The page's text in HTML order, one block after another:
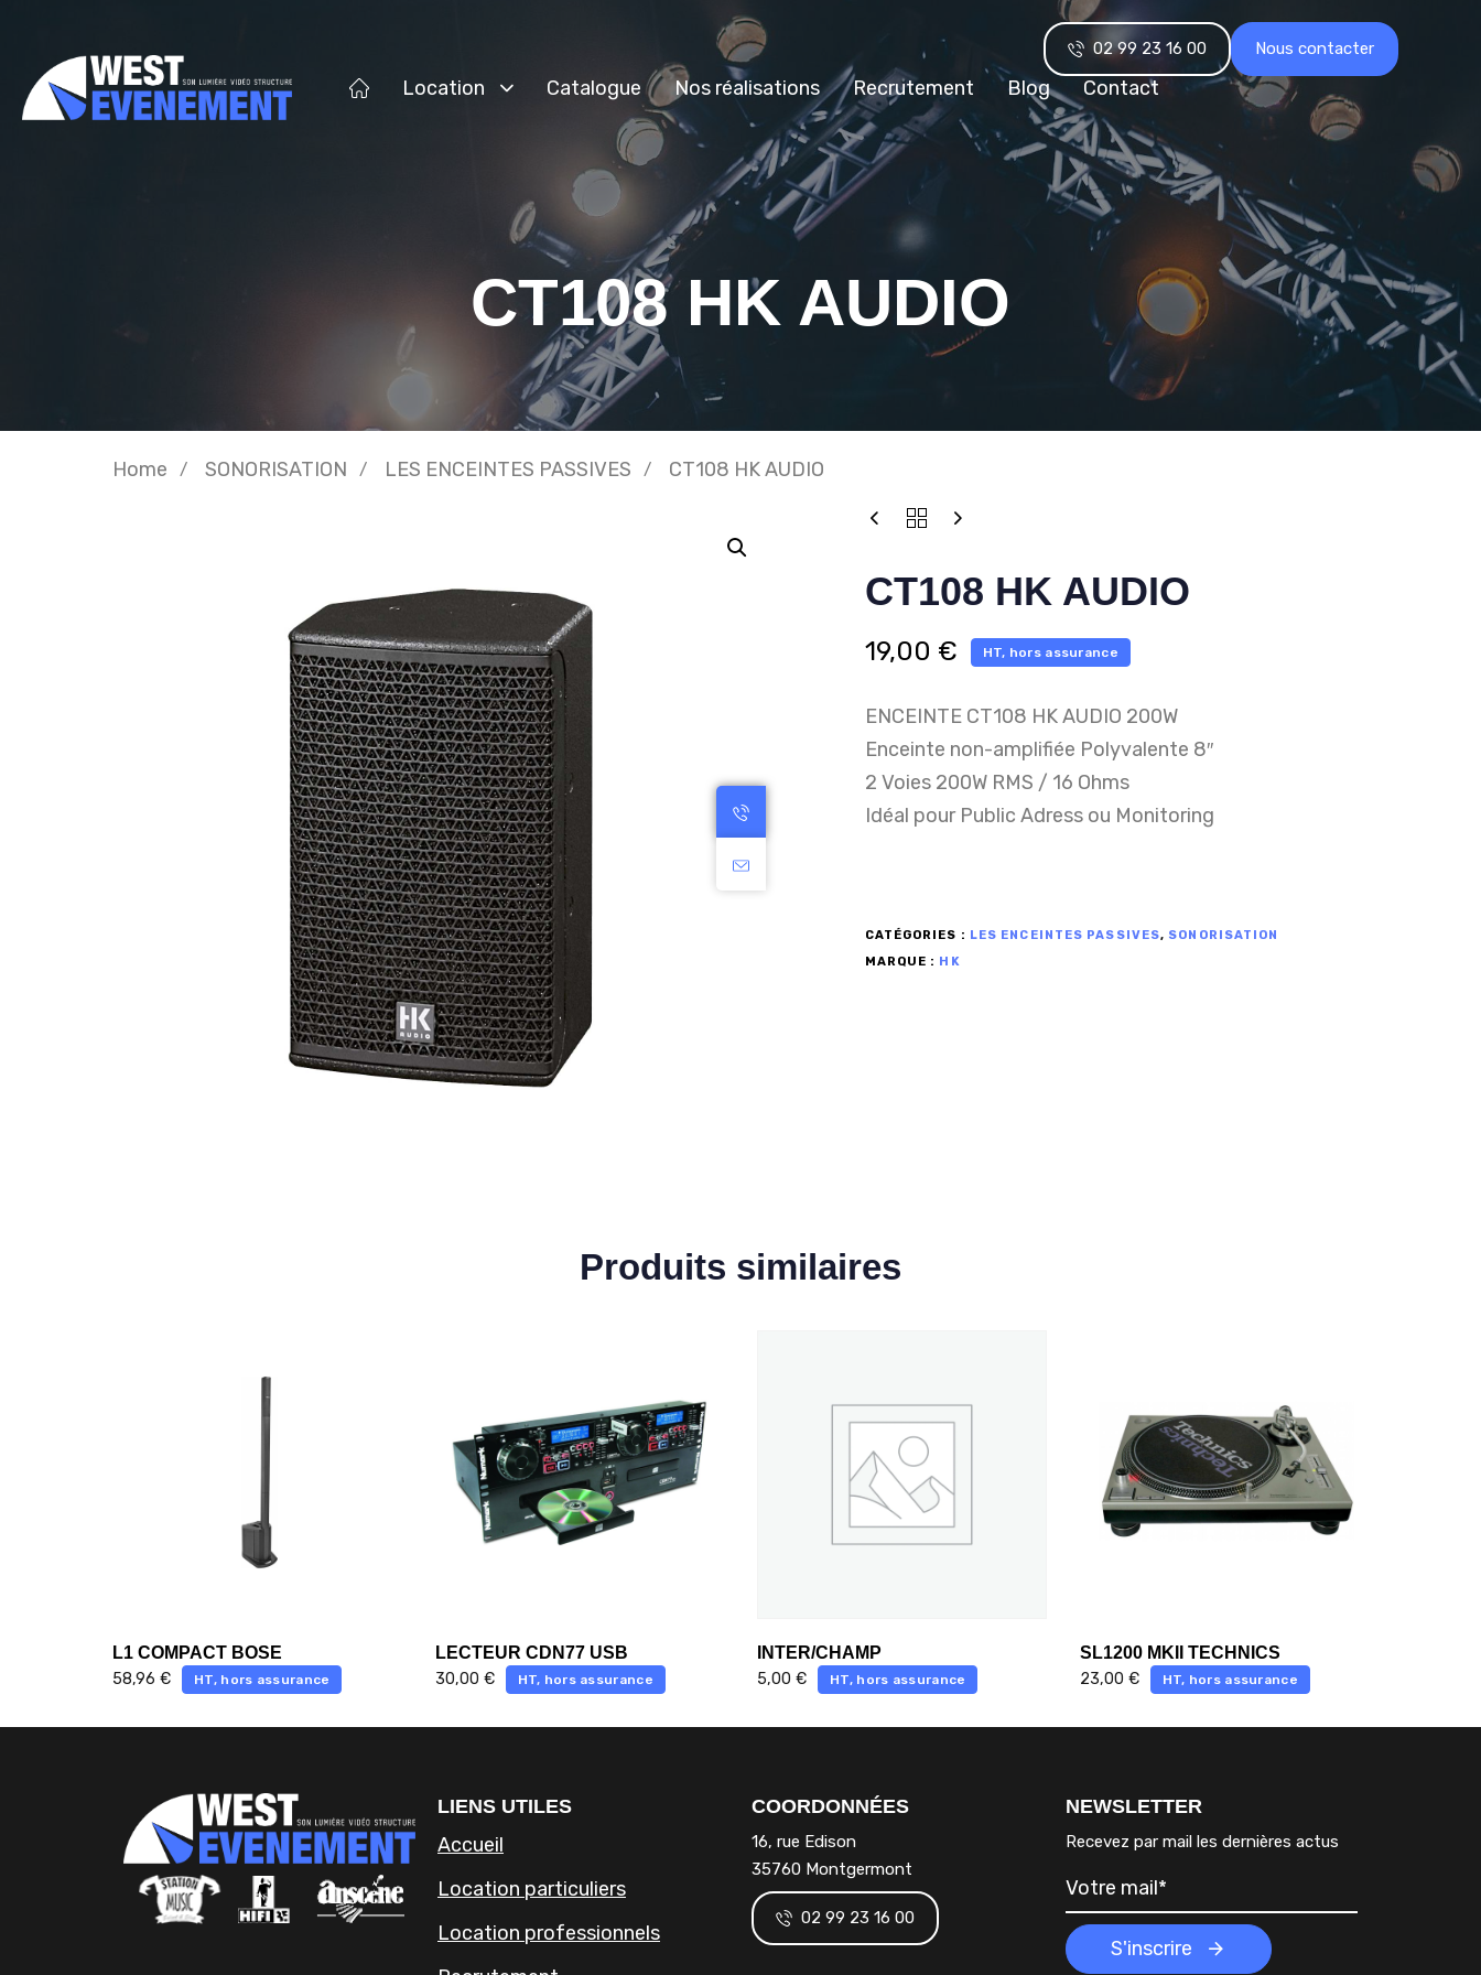
Location Catalogue Nos réalisations Recrutement Blog Contact
02 99 23 16 00 Nous contacter
CT108 HK AUDIO
Home SONORISATION LES ENCEINTES PASSIVES CT108 HK AUDIO
CT108 HK AUDIO
19,00 € HT, hors assurance
ENCEINTE CT108 HK AUDIO 200W
Enceinte non-amplifiée Polyvalente 8″
2 Voies 200W RMS / 16 Ohms
Idéal pour Public Adress ou Monitoring
CATÉGORIES : LES ENCEINTES PASSIVES, SONORISATION
MARQUE : HK
Produits similaires
L1 COMPACT BOSE
58,96 € HT, hors assurance
LECTEUR CDN77 USB
30,00 € HT, hors assurance
INTER/CHAMP
5,00 € HT, hors assurance
SL1200 MKII TECHNICS
23,00 € HT, hors assurance
LIENS UTILES
Accueil
Location particuliers
Location professionnels
COORDONNÉES
16, rue Edison
35760 Montgermont
02 99 23 16 00
NEWSLETTER
Recevez par mail les dernières actus
S'inscrire